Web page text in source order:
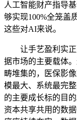
人工智能财产指导
够实现100%全笼盖
这些对AI来说。
让手艺盈利实正
据市场的主要载体
畴堆集的，医保影
模最大、系统最完
的主要成长标的目
资本共享共用的数